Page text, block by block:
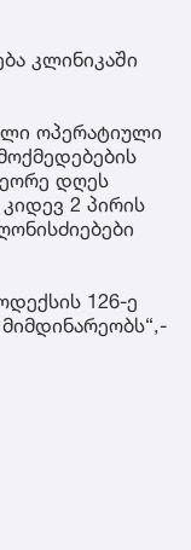
კლინიკაში
ოპერატიული
დღეს
2 პირის
126-ე